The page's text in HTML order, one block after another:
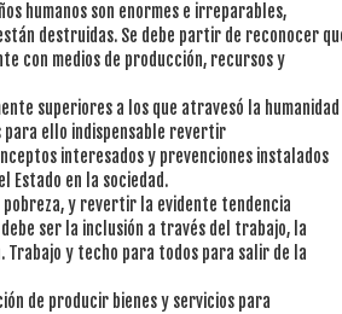
humanos son enormes e irreparables,
destruidas. Se debe partir de reconocer
con medios de producción, recursos y
superiores a los que atravesó la humanidad
para ello indispensable revertir
interesados y prevenciones instalados
Estado en la sociedad.
y revertir la evidente tendencia
ser la inclusión a través del trabajo, la
Trabajo y techo para todos para salir de la
de producir bienes y servicios para